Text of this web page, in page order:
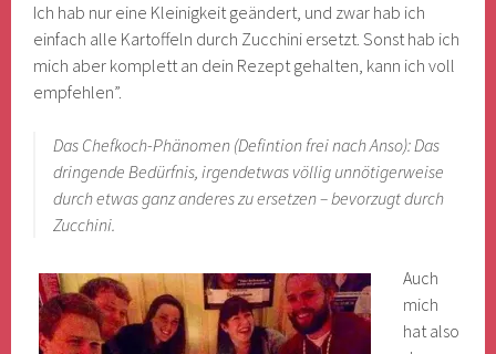
Ich hab nur eine Kleinigkeit geändert, und zwar hab ich
einfach alle Kartoffeln durch Zucchini ersetzt. Sonst hab ich
mich aber komplett an dein Rezept gehalten, kann ich voll
empfehlen”.
Das Chefkoch-Phänomen (Defintion frei nach Anso): Das
dringende Bedürfnis, irgendetwas völlig unnötigerweise
durch etwas ganz anderes zu ersetzen – bevorzugt durch
Zucchini.
Auch
mich
hat also